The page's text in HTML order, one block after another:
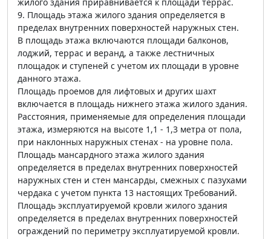
9. Площадь этажа жилого здания определяется в
пределах внутренних поверхностей наружных стен.
В площадь этажа включаются площади балконов,
лоджий, террас и веранд, а также лестничных
площадок и ступеней с учетом их площади в уровне
данного этажа.
Площадь проемов для лифтовых и других шахт
включается в площадь нижнего этажа жилого здания.
Расстояния, применяемые для определения площади
этажа, измеряются на высоте 1,1 - 1,3 метра от пола,
при наклонных наружных стенах - на уровне пола.
Площадь мансардного этажа жилого здания
определяется в пределах внутренних поверхностей
наружных стен и стен мансарды, смежных с пазухами
чердака с учетом пункта 13 настоящих Требований.
Площадь эксплуатируемой кровли жилого здания
определяется в пределах внутренних поверхностей
ограждений по периметру эксплуатируемой кровли.